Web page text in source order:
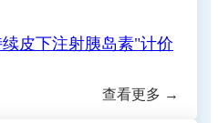
皮下注射胰岛素"计价
等 医疗服务价格的公
查看更多 →